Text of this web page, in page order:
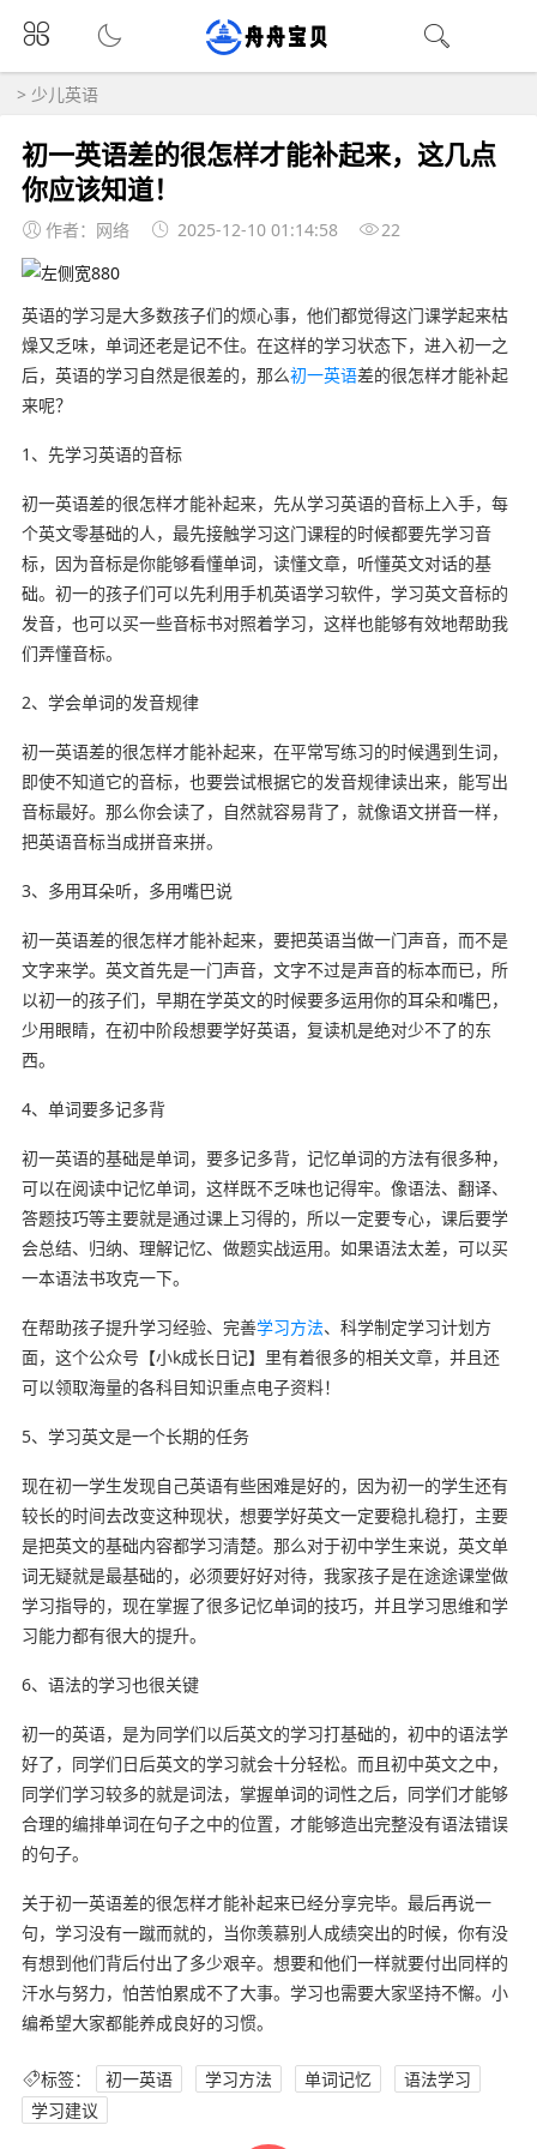
> 少儿英语
初一英语差的很怎样才能补起来，这几点
你应该知道！
作者：网络 2025-12-10 01:14:58 22
英语的学习是大多数孩子们的烦心事，他们都觉得这门课学起来枯
燥又乏味，单词还老是记不住。在这样的学习状态下，进入初一之
后，英语的学习自然是很差的，那么初一英语差的很怎样才能补起
来呢？
1、先学习英语的音标
初一英语差的很怎样才能补起来，先从学习英语的音标上入手，每
个英文零基础的人，最先接触学习这门课程的时候都要先学习音
标，因为音标是你能够看懂单词，读懂文章，听懂英文对话的基
础。初一的孩子们可以先利用手机英语学习软件，学习英文音标的
发音，也可以买一些音标书对照着学习，这样也能够有效地帮助我
们弄懂音标。
2、学会单词的发音规律
初一英语差的很怎样才能补起来，在平常写练习的时候遇到生词，
即使不知道它的音标，也要尝试根据它的发音规律读出来，能写出
音标最好。那么你会读了，自然就容易背了，就像语文拼音一样，
把英语音标当成拼音来拼。
3、多用耳朵听，多用嘴巴说
初一英语差的很怎样才能补起来，要把英语当做一门声音，而不是
文字来学。英文首先是一门声音，文字不过是声音的标本而已，所
以初一的孩子们，早期在学英文的时候要多运用你的耳朵和嘴巴，
少用眼睛，在初中阶段想要学好英语，复读机是绝对少不了的东
西。
4、单词要多记多背
初一英语的基础是单词，要多记多背，记忆单词的方法有很多种，
可以在阅读中记忆单词，这样既不乏味也记得牢。像语法、翻译、
答题技巧等主要就是通过课上习得的，所以一定要专心，课后要学
会总结、归纳、理解记忆、做题实战运用。如果语法太差，可以买
一本语法书攻克一下。
在帮助孩子提升学习经验、完善学习方法、科学制定学习计划方
面，这个公众号【小k成长日记】里有着很多的相关文章，并且还
可以领取海量的各科目知识重点电子资料！
5、学习英文是一个长期的任务
现在初一学生发现自己英语有些困难是好的，因为初一的学生还有
较长的时间去改变这种现状，想要学好英文一定要稳扎稳打，主要
是把英文的基础内容都学习清楚。那么对于初中学生来说，英文单
词无疑就是最基础的，必须要好好对待，我家孩子是在途途课堂做
学习指导的，现在掌握了很多记忆单词的技巧，并且学习思维和学
习能力都有很大的提升。
6、语法的学习也很关键
初一的英语，是为同学们以后英文的学习打基础的，初中的语法学
好了，同学们日后英文的学习就会十分轻松。而且初中英文之中，
同学们学习较多的就是词法，掌握单词的词性之后，同学们才能够
合理的编排单词在句子之中的位置，才能够造出完整没有语法错误
的句子。
关于初一英语差的很怎样才能补起来已经分享完毕。最后再说一
句，学习没有一蹴而就的，当你羡慕别人成绩突出的时候，你有没
有想到他们背后付出了多少艰辛。想要和他们一样就要付出同样的
汗水与努力，怕苦怕累成不了大事。学习也需要大家坚持不懈。小
编希望大家都能养成良好的习惯。
标签： 初一英语 学习方法 单词记忆
语法学习
学习建议